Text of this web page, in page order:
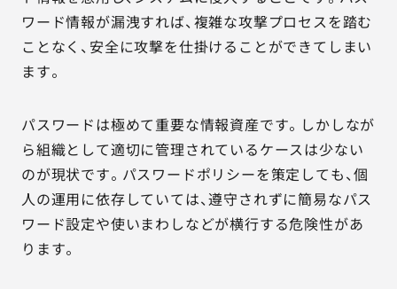
ワード情報が漏洩すれば、複雑な攻撃プロセスを踏む
ことなく、安全に攻撃を仕掛けることができてしまい
ます。
パスワードは極めて重要な情報資産です。しかしなが
ら組織として適切に管理されているケースは少ない
のが現状です。パスワードポリシーを策定しても、個
人の運用に依存していては、遵守されずに簡易なパス
ワード設定や使いまわしなどが横行する危険性があ
ります。